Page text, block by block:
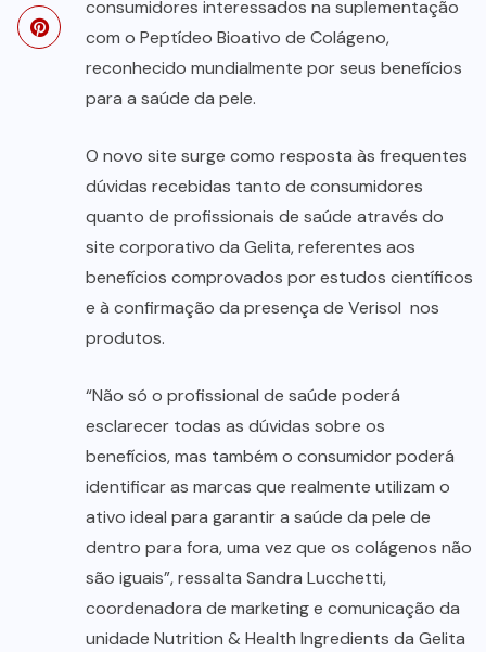
consumidores interessados na suplementação
com o Peptídeo Bioativo de Colágeno,
reconhecido mundialmente por seus benefícios
para a saúde da pele.
O novo site surge como resposta às frequentes
dúvidas recebidas tanto de consumidores
quanto de profissionais de saúde através do
site corporativo da Gelita, referentes aos
benefícios comprovados por estudos científicos
e à confirmação da presença de Verisol nos
produtos.
“Não só o profissional de saúde poderá
esclarecer todas as dúvidas sobre os
benefícios, mas também o consumidor poderá
identificar as marcas que realmente utilizam o
ativo ideal para garantir a saúde da pele de
dentro para fora, uma vez que os colágenos não
são iguais”, ressalta Sandra Lucchetti,
coordenadora de marketing e comunicação da
unidade Nutrition & Health Ingredients da Gelita